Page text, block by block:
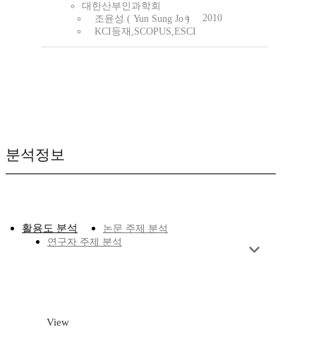
대한산부인과학회
조윤성 ( Yun Sung Jo )
2010
KCI등재,SCOPUS,ESCI
분석정보
활용도 분석
논문 주제 분석
연구자 주제 분석
View